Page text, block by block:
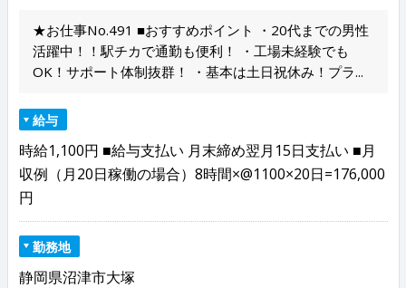
★お仕事No.491 ■おすすめポイント ・20代までの男性
活躍中！！駅チカで通勤も便利！ ・工場未経験でも
OK！サポート体制抜群！ ・基本は土日祝休み！プラ...
給与
時給1,100円 ■給与支払い 月末締め翌月15日支払い ■月
収例（月20日稼働の場合）8時間×@1100×20日=176,000
円
勤務地
静岡県沼津市大塚